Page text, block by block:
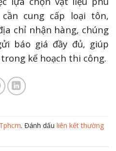
cung cấp loại tôn,
chỉ nhận hàng, chúng
báo giá đầy đủ, giúp
kế hoạch thi công.
Tphcm. Đánh dấu liên kết thường